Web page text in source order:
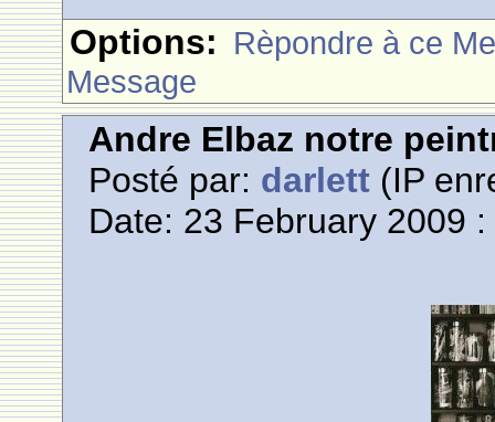
Options: Rèpondre à ce
Message
Andre Elbaz notre
Posté par: darlett (IP
Date: 23 February 2009